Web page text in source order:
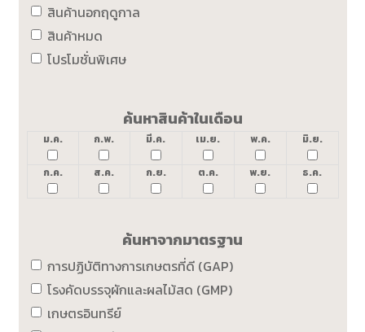
สินค้านอกฤดูกาล
สินค้าหมด
โปรโมชั่นพิเศษ
ค้นหาสินค้าในเดือน
ม.ค. ก.พ. มี.ค. เม.ย. พ.ค. มิ.ย.
ก.ค. ส.ค. ก.ย. ต.ค. พ.ย. ธ.ค.
ค้นหาจากมาตรฐาน
การปฏิบัติทางการเกษตรที่ดี (GAP)
โรงคัดบรรจุผักและผลไม้สด (GMP)
เกษตรอินทรีย์